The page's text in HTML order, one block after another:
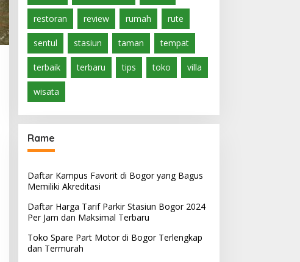
restoran review rumah rute
sentul stasiun taman tempat
terbaik terbaru tips toko villa
wisata
Rame
Daftar Kampus Favorit di Bogor yang Bagus
Memiliki Akreditasi
Daftar Harga Tarif Parkir Stasiun Bogor 2024
Per Jam dan Maksimal Terbaru
Toko Spare Part Motor di Bogor Terlengkap
dan Termurah